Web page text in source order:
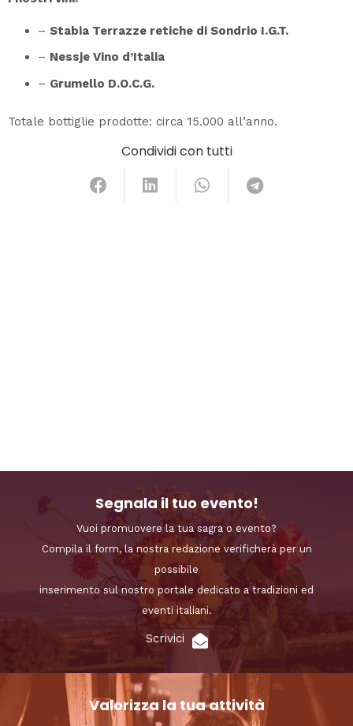
– Stabia Terrazze retiche di Sondrio I.G.T.
– Nessje Vino d’Italia
– Grumello D.O.C.G.
Totale bottiglie prodotte: circa 15.000 all’anno.
Condividi con tutti
Segnala il tuo evento!
Vuoi promuovere la tua sagra o evento?
Compila il form, la nostra redazione verificherà per un
possibile
inserimento sul nostro portale dedicato a tradizioni ed
eventi italiani.
Scrivici
Valorizza la tua attività